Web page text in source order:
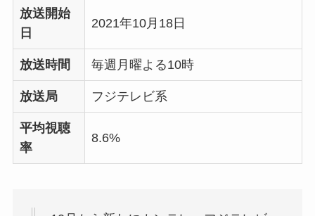
放送開始
日
2021年10月18日
放送時間 毎週月曜よる10時
放送局 フジテレビ系
平均視聴
率
8.6%